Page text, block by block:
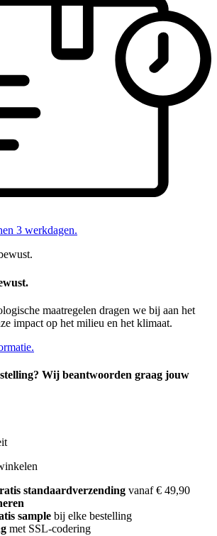
3 werkdagen.
maatregelen dragen we bij aan het
impact op het milieu en het klimaat.
Wij beantwoorden graag jouw
standaardverzending vanaf € 49,90
sample bij elke bestelling
met SSL-codering